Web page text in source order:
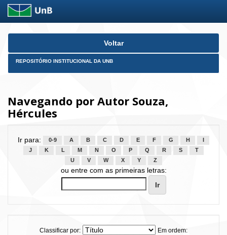
Skip
Voltar
REPOSITÓRIO INSTITUCIONAL DA UNB
Navegando por Autor Souza,
Hércules
Ir para: 0-9 A B C D E F G H
J
K L M N O P Q R S
T
U
V W X Y Z
ou entre com as primeiras letras:
Classificar por:
Em ordem: